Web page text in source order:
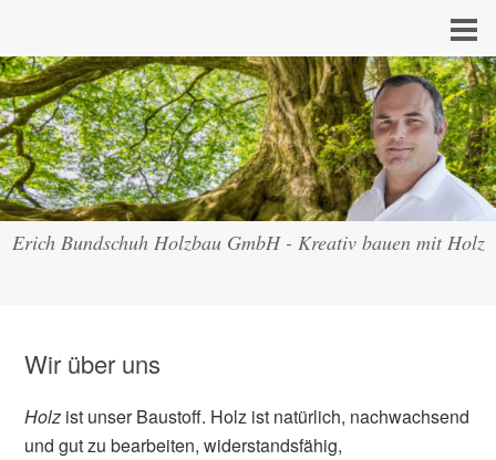
Erich Bundschuh Holzbau GmbH - Kreativ bauen mit Holz
Wir über uns
Holz ist unser Baustoff. Holz ist natürlich, nachwachsend
und gut zu bearbeiten, widerstandsfähig,